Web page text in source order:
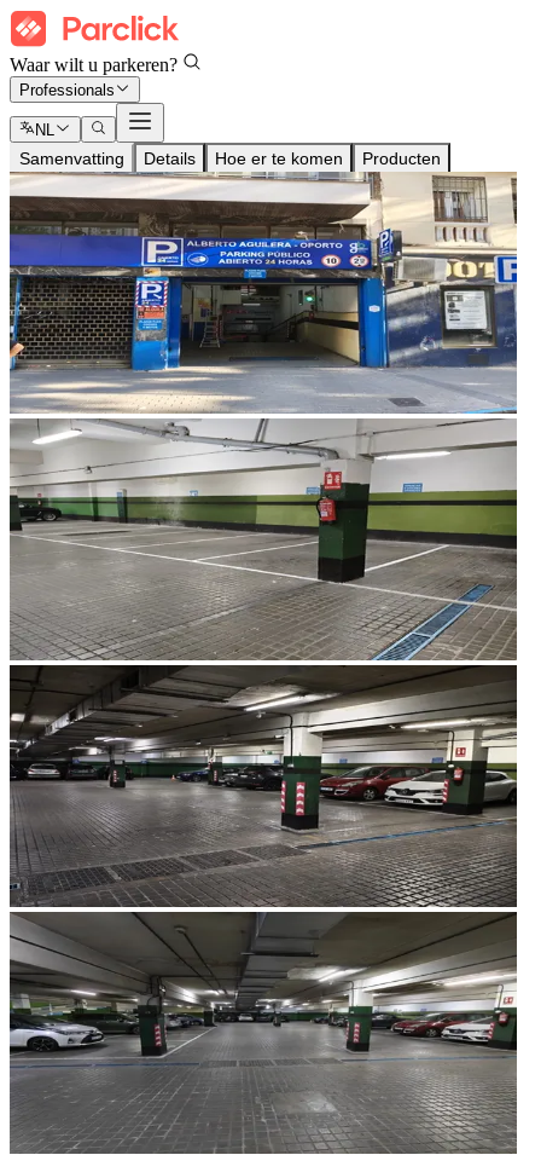
Waar wilt u parkeren?
Professionals
NL
Samenvatting Details Hoe er te komen Producten